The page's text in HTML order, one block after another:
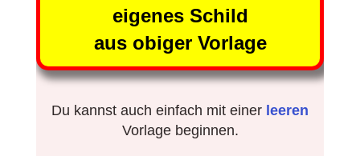
eigenes Schild
aus obiger Vorlage
Du kannst auch einfach mit einer leeren
Vorlage beginnen.